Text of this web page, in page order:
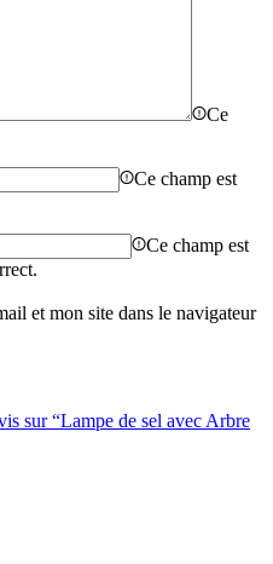
Ce
Ce champ est
Ce champ est
et mon site dans le navigateur
sur “Lampe de sel avec Arbre